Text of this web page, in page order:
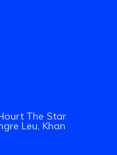
The Star
Leu, Khan